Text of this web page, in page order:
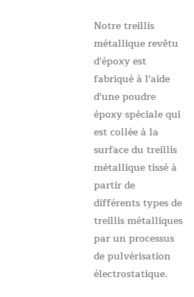
Notre treillis
métallique revêtu
d'époxy est
fabriqué à l'aide
d'une poudre
époxy spéciale qui
est collée à la
surface du treillis
métallique tissé à
partir de
différents types de
treillis métalliques
par un processus
de pulvérisation
électrostatique.